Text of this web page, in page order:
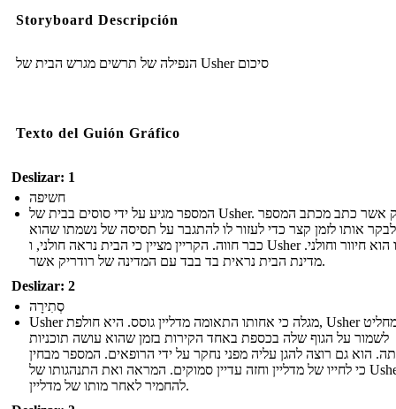
Storyboard Descripción
הנפילה של תרשים מגרש הבית של Usher סיכום
Texto del Guión Gráfico
Deslizar: 1
חשיפה
המספר מגיע על ידי סוסים בבית של Usher. רודריק אשר כתב מכתב המספר
אותו לזמן קצר כדי לעזור לו להתגבר על תסיסה של נשמתו שהוא
כבר חווה. הקריין מציין כי הבית נראה חולני, ו Usher עצמו הוא חיוור וחולני.
מדינת הבית נראית בד בבד עם המדינה של רודריק אשר.
Deslizar: 2
סְתִירָה
Usher מגלה כי אחותו התאומה מדליין גוסס. היא חולפת, Usher מחליט
לשמור על הגוף שלה בכספת באחד הקירות בזמן שהוא עושה תוכניות
הוא גם רוצה להגן עליה מפני נחקר על ידי הרופאים. המספר מבחין
כי לחייו של מדליין וחזה עדיין סמוקים. המראה ואת התנהגותו של Usher
להחמיר לאחר מותו של מדליין.